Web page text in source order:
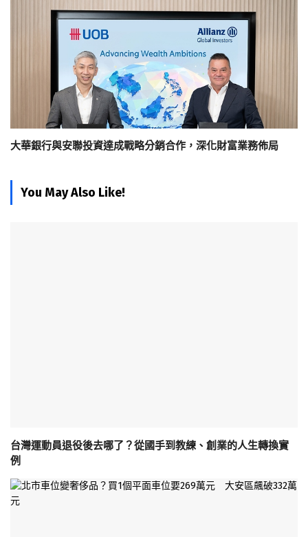
大華銀行與安聯投資達成戰略分銷合作，深化財富業務佈局
You May Also Like!
台灣運動員退役後去哪了？從國手到教練、創業的人生轉換實
例